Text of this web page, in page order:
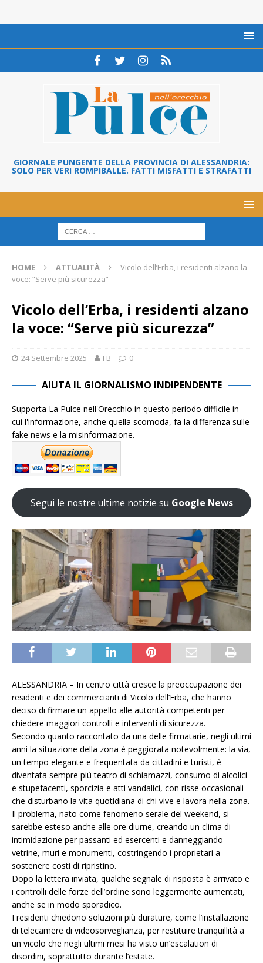
GIORNALE PUNGENTE DELLA PROVINCIA DI ALESSANDRIA:
SOLO PER VERI ROMPIBALLE. FATTI MISFATTI E STRAFATTI
HOME ATTUALITÀ
Vicolo dell’Erba, i residenti alzano la
voce: “Serve più sicurezza”
Vicolo dell’Erba, i residenti alzano
la voce: “Serve più sicurezza”
24 Settembre 2025 FB 0
AIUTA IL GIORNALISMO INDIPENDENTE
Supporta La Pulce nell'Orecchio in questo periodo difficile in
cui l'informazione, anche quella scomoda, fa la differenza sulle
fake news e la misinformazione.
Segui le nostre ultime notizie su Google News
ALESSANDRIA – In centro città cresce la preoccupazione dei
residenti e dei commercianti di Vicolo dell’Erba, che hanno
deciso di firmare un appello alle autorità competenti per
chiedere maggiori controlli e interventi di sicurezza.
Secondo quanto raccontato da una delle firmatarie, negli ultimi
anni la situazione della zona è peggiorata notevolmente: la via,
un tempo elegante e frequentata da cittadini e turisti, è
diventata sempre più teatro di schiamazzi, consumo di alcolici
e stupefacenti, sporcizia e atti vandalici, con risse occasionali
che disturbano la vita quotidiana di chi vive e lavora nella zona.
Il problema, nato come fenomeno serale del weekend, si
sarebbe esteso anche alle ore diurne, creando un clima di
intimidazione per passanti ed esercenti e danneggiando
vetrine, muri e monumenti, costringendo i proprietari a
sostenere costi di ripristino.
Dopo la lettera inviata, qualche segnale di risposta è arrivato e
i controlli delle forze dell’ordine sono leggermente aumentati,
anche se in modo sporadico.
I residenti chiedono soluzioni più durature, come l’installazione
di telecamere di videosorveglianza, per restituire tranquillità a
un vicolo che negli ultimi mesi ha visto un’escalation di
disordini, soprattutto durante l’estate.